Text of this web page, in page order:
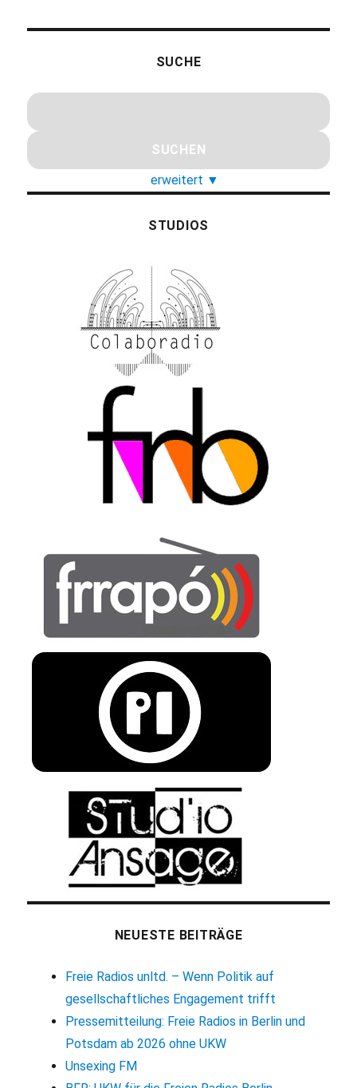
SUCHE
erweitert ▼
STUDIOS
NEUESTE BEITRÄGE
Freie Radios unltd. – Wenn Politik auf
gesellschaftliches Engagement trifft
Pressemitteilung: Freie Radios in Berlin und
Potsdam ab 2026 ohne UKW
Unsexing FM